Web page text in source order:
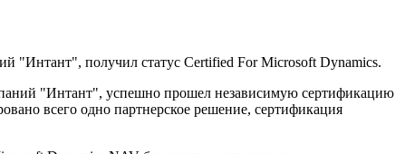
"Интант", получил статус Certified For Microsoft Dynamics.
"Интант", успешно прошел независимую сертификацию
всего одно партнерское решение, сертификация